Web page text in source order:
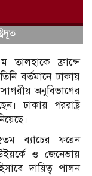
ফ্রান্সে
বর্তমানে ঢাকায়
অনুবিভাগের
ঢাকায় পররাষ্ট্র
ব্যাচের ফরেন
ও জেনেভায়
দায়িত্ব পালন